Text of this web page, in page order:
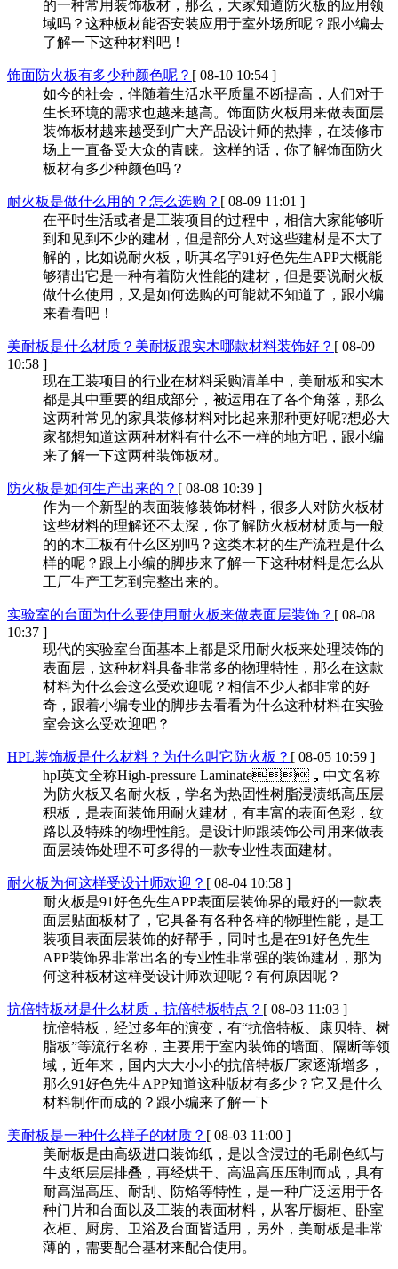
的一种常用装饰板材，那么，大家知道防火板的应用领
域吗？这种板材能否安装应用于室外场所呢？跟小编去
了解一下这种材料吧！
饰面防火板有多少种颜色呢？ [ 08-10 10:54 ]
如今的社会，伴随着生活水平质量不断提高，人们对于
生长环境的需求也越来越高。饰面防火板用来做表面层
装饰板材越来越受到广大产品设计师的热捧，在装修市
场上一直备受大众的青睐。这样的话，你了解饰面防火
板材有多少种颜色吗？
耐火板是做什么用的？怎么选购？ [ 08-09 11:01 ]
在平时生活或者是工装项目的过程中，相信大家能够听
到和见到不少的建材，但是部分人对这些建材是不大了
解的，比如说耐火板，听其名字91好色先生APP大概能
够猜出它是一种有着防火性能的建材，但是要说耐火板
做什么使用，又是如何选购的可能就不知道了，跟小编
来看看吧！
美耐板是什么材质？美耐板跟实木哪款材料装饰好？ [ 08-09
10:58 ]
现在工装项目的行业在材料采购清单中，美耐板和实木
都是其中重要的组成部分，被运用在了各个角落，那么
这两种常见的家具装修材料对比起来那种更好呢?想必大
家都想知道这两种材料有什么不一样的地方吧，跟小编
来了解一下这两种装饰板材。
防火板是如何生产出来的？ [ 08-08 10:39 ]
作为一个新型的表面装修装饰材料，很多人对防火板材
这些材料的理解还不太深，你了解防火板材材质与一般
的的木工板有什么区别吗？这类木材的生产流程是什么
样的呢？跟上小编的脚步来了解一下这种材料是怎么从
工厂生产工艺到完整出来的。
实验室的台面为什么要使用耐火板来做表面层装饰？ [ 08-08
10:37 ]
现代的实验室台面基本上都是采用耐火板来处理装饰的
表面层，这种材料具备非常多的物理特性，那么在这款
材料为什么会这么受欢迎呢？相信不少人都非常的好
奇，跟着小编专业的脚步去看看为什么这种材料在实验
室会这么受欢迎吧？
HPL装饰板是什么材料？为什么叫它防火板？ [ 08-05 10:59 ]
hpl英文全称High-pressure Laminate，中文名称
为防火板又名耐火板，学名为热固性树脂浸渍纸高压层
积板，是表面装饰用耐火建材，有丰富的表面色彩，纹
路以及特殊的物理性能。是设计师跟装饰公司用来做表
面层装饰处理不可多得的一款专业性表面建材。
耐火板为何这样受设计师欢迎？ [ 08-04 10:58 ]
耐火板是91好色先生APP表面层装饰界的最好的一款表
面层贴面板材了，它具备有各种各样的物理性能，是工
装项目表面层装饰的好帮手，同时也是在91好色先生
APP装饰界非常出名的专业性非常强的装饰建材，那为
何这种板材这样受设计师欢迎呢？有何原因呢？
抗倍特板材是什么材质，抗倍特板特点？ [ 08-03 11:03 ]
抗倍特板，经过多年的演变，有“抗倍特板、康贝特、树
脂板”等流行名称，主要用于室内装饰的墙面、隔断等领
域，近年来，国内大大小小的抗倍特板厂家逐渐增多，
那么91好色先生APP知道这种版材有多少？它又是什么
材料制作而成的？跟小编来了解一下
美耐板是一种什么样子的材质？ [ 08-03 11:00 ]
美耐板是由高级进口装饰纸，是以含浸过的毛刷色纸与
牛皮纸层层排叠，再经烘干、高温高压压制而成，具有
耐高温高压、耐刮、防焰等特性，是一种广泛运用于各
种门片和台面以及工装的表面材料，从客厅橱柜、卧室
衣柜、厨房、卫浴及台面皆适用，另外，美耐板是非常
薄的，需要配合基材来配合使用。